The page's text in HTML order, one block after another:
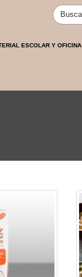
ESCOLAR Y OFICINA